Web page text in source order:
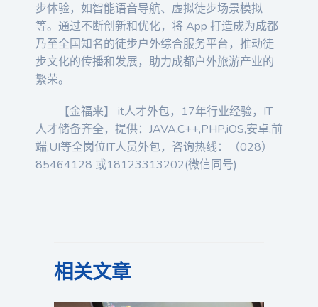
步体验，如智能语音导航、虚拟徒步场景模拟
等。通过不断创新和优化，将 App 打造成为成都
乃至全国知名的徒步户外综合服务平台，推动徒
步文化的传播和发展，助力成都户外旅游产业的
繁荣。
【金福来】 it人才外包，17年行业经验，IT
人才储备齐全，提供：JAVA,C++,PHP,iOS,安卓,前
端,UI等全岗位IT人员外包，咨询热线：（028）
85464128 或18123313202(微信同号)
相关文章